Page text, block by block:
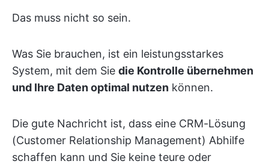
Das muss nicht so sein.
Was Sie brauchen, ist ein leistungsstarkes
System, mit dem Sie die Kontrolle übernehmen
und Ihre Daten optimal nutzen können.
Die gute Nachricht ist, dass eine CRM-Lösung
(Customer Relationship Management) Abhilfe
schaffen kann und Sie keine teure oder